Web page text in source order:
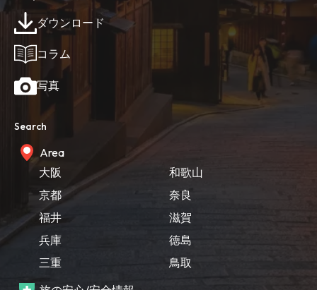
ダウンロード
コラム
写真
Search
Area
大阪
京都
福井
兵庫
三重
和歌山
奈良
滋賀
徳島
鳥取